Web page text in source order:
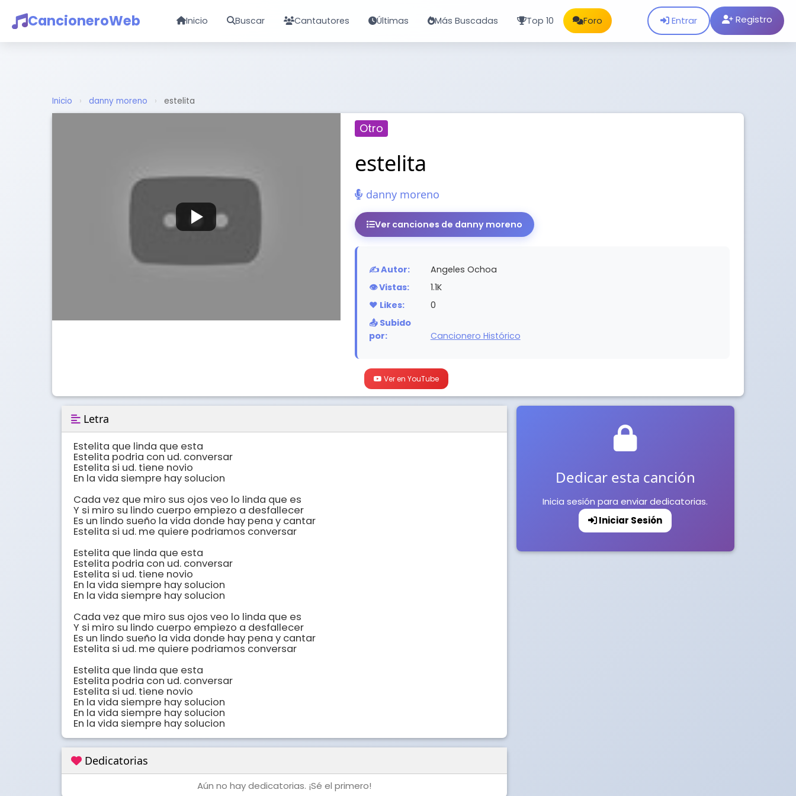
CancioneroWeb Inicio Buscar Cantautores Últimas Más Buscadas Top 10 Foro Entrar Registro
Inicio › danny moreno › estelita
Otro
estelita
danny moreno
Ver canciones de danny moreno
✍️ Autor:
Angeles Ochoa
👁️ Vistas:
1.1K
❤️ Likes:
0
📤 Subido
por:
Cancionero Histórico
Ver en YouTube
Letra
Estelita que linda que esta
Estelita podria con ud. conversar
Estelita si ud. tiene novio
En la vida siempre hay solucion
Cada vez que miro sus ojos veo lo linda que es
Y si miro su lindo cuerpo empiezo a desfallecer
Es un lindo sueño la vida donde hay pena y cantar
Estelita si ud. me quiere podriamos conversar
Estelita que linda que esta
Estelita podria con ud. conversar
Estelita si ud. tiene novio
En la vida siempre hay solucion
En la vida siempre hay solucion
Cada vez que miro sus ojos veo lo linda que es
Y si miro su lindo cuerpo empiezo a desfallecer
Es un lindo sueño la vida donde hay pena y cantar
Estelita si ud. me quiere podriamos conversar
Estelita que linda que esta
Estelita podria con ud. conversar
Estelita si ud. tiene novio
En la vida siempre hay solucion
En la vida siempre hay solucion
En la vida siempre hay solucion
Dedicatorias
Aún no hay dedicatorias. ¡Sé el primero!
Dedicar esta canción
Inicia sesión para enviar dedicatorias.
Iniciar Sesión